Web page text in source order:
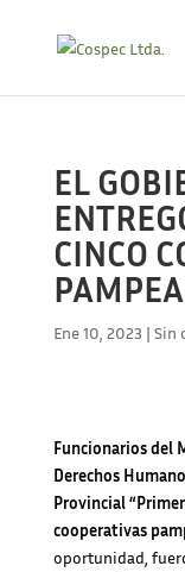
EL
CINCO
Ene 10, 2023 | Sin
Funcionarios del
Derechos
Provincial
cooperativas
oportunidad,